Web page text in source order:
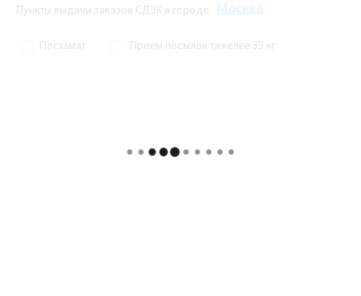
Пункты выдачи заказов СДЭК в городе
Постамат Прием посылок тяжелее 35 кг